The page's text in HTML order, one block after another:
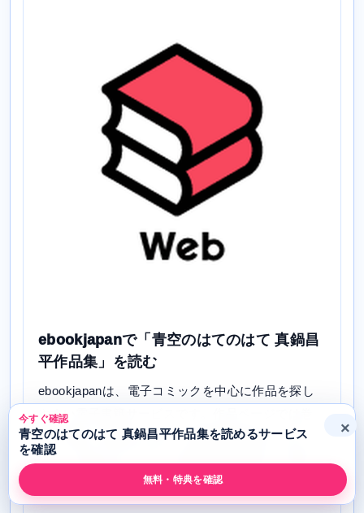
ebookjapanで「青空のはてのはて 真鍋昌
平作品集」を読む
ebookjapanは、電子コミックを中心に作品を探し
やすい電子書籍サービスです。作品ページでは巻
数、価格、無料試し読み、関連巻を確認できるた
め、「青空のはてのはて 真鍋昌平作品集」を電子
で買う前の比較先として使えます。
今すぐ確認
青空のはてのはて 真鍋昌平作品集を読めるサービス
を確認
無料・特典を確認
×